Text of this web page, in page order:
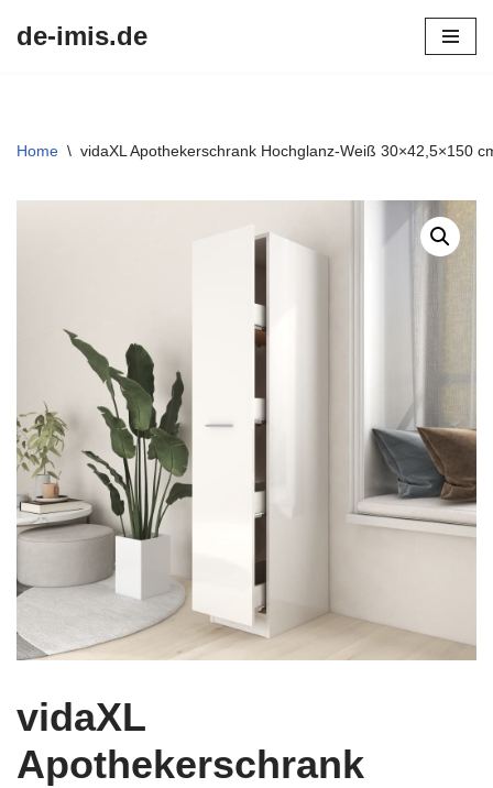
de-imis.de
Home \ vidaXL Apothekerschrank Hochglanz-Weiß 30×42,5×150
vidaXL
Apothekerschrank